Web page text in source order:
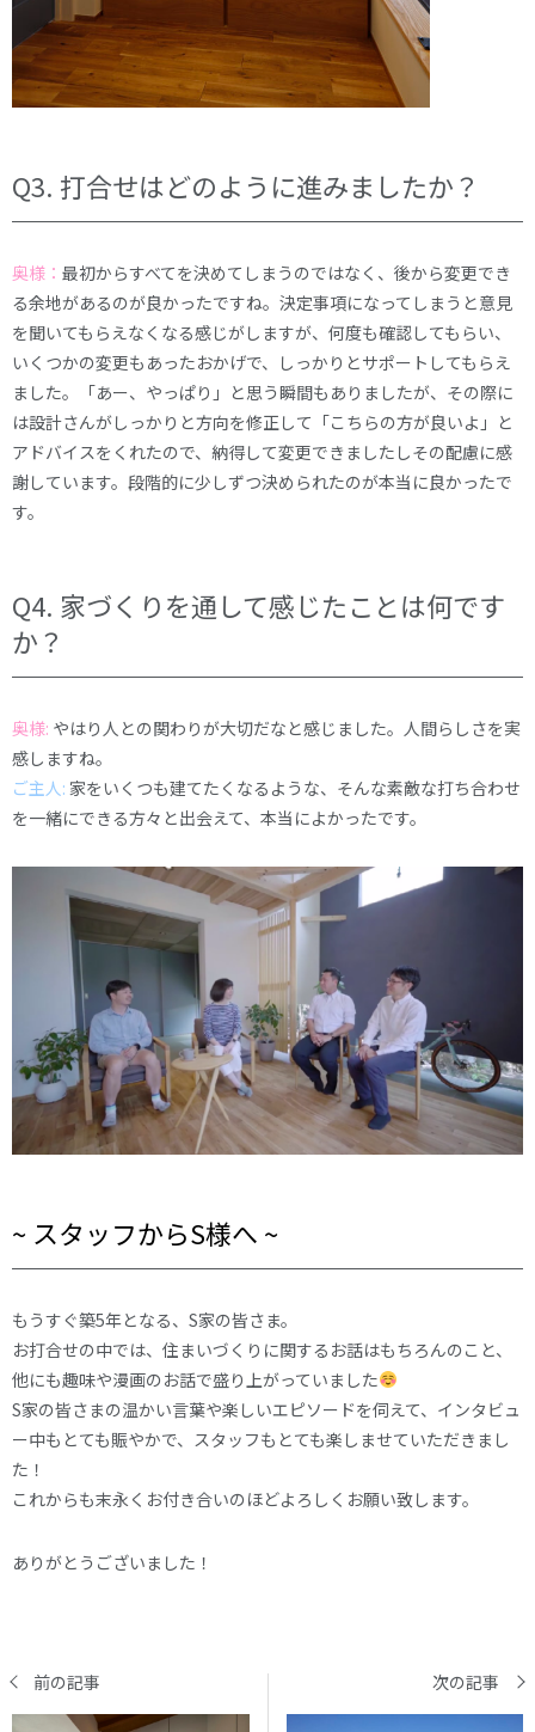
Q3. 打合せはどのように進みましたか？
奥様： 最初からすべてを決めてしまうのではなく、後から変更でき
る余地があるのが良かったですね。決定事項になってしまうと意見
を聞いてもらえなくなる感じがしますが、何度も確認してもらい、
いくつかの変更もあったおかげで、しっかりとサポートしてもらえ
ました。「あー、やっぱり」と思う瞬間もありましたが、その際に
は設計さんがしっかりと方向を修正して「こちらの方が良いよ」と
アドバイスをくれたので、納得して変更できましたしその配慮に感
謝しています。段階的に少しずつ決められたのが本当に良かったで
す。
Q4. 家づくりを通して感じたことは何です
か？
奥様: やはり人との関わりが大切だなと感じました。人間らしさを実
感しますね。
ご主人: 家をいくつも建てたくなるような、そんな素敵な打ち合わせ
を一緒にできる方々と出会えて、本当によかったです。
~ スタッフからS様へ ~
もうすぐ築5年となる、S家の皆さま。
お打合せの中では、住まいづくりに関するお話はもちろんのこと、
他にも趣味や漫画のお話で盛り上がっていました
S家の皆さまの温かい言葉や楽しいエピソードを伺えて、インタビュ
ー中もとても賑やかで、スタッフもとても楽しませていただきまし
た！
これからも末永くお付き合いのほどよろしくお願い致します。
ありがとうございました！
前の記事 次の記事